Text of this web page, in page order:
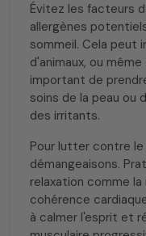
Évitez les facteurs
allergènes
sommeil. Cela peut
d'animaux, ou
important de
soins de la peau ou
des irritants.
Pour lutter contre
démangeaisons.
relaxation comme
cohérence
à calmer l'esprit et